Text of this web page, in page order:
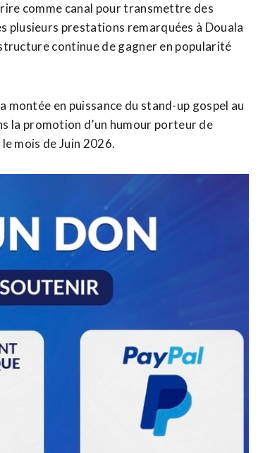
comme canal pour transmettre des
plusieurs prestations remarquées à Douala
continue de gagner en popularité
en puissance du stand-up gospel au
la promotion d’un humour porteur de
mois de Juin 2026.